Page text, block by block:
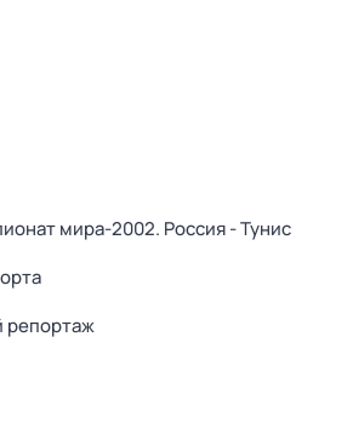
мира-2002. Россия - Тунис
репортаж